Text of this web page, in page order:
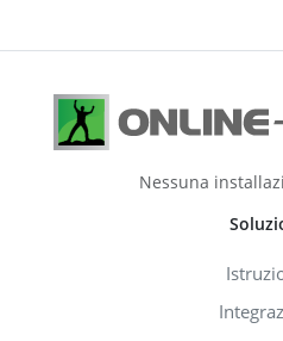
Nessuna